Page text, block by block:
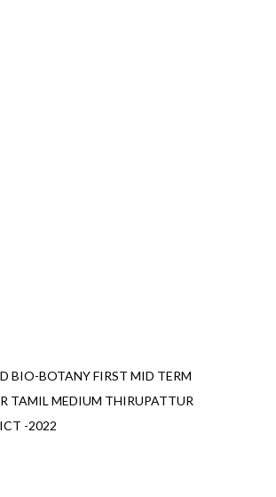
BIO-BOTANY FIRST MID TERM
TAMIL MEDIUM THIRUPATTUR
-2022